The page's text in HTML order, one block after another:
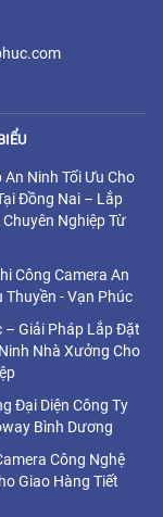
An Ninh Tối Ưu Cho
Đồng Nai – Lắp
Nghiệp Từ
Công Camera An
Thuyền - Vạn Phúc
– Giải Pháp Lắp Đặt
Nhà Xưởng Cho
Đại Diện Công Ty
Bình Dương
Công Nghệ
Giao Hàng Tiết